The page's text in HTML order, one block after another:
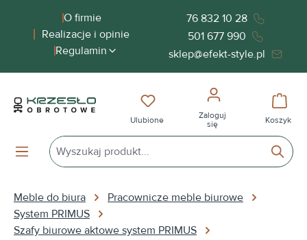
zawartościO firmie
Realizacje i opinie
Regulamin
76 832 10 28
501 677 990
sklep@efekt-style.pl
Masz 0 przedmioty na liście
Ulubione
Zaloguj
się
Koszyk
Meble do biura
Pracownicze meble biurowe
System PRIMUS
Szafy biurowe aktowe system PRIMUS